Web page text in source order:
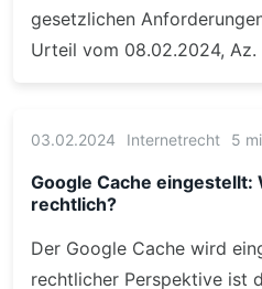
gesetzlichen
Urteil vom 08.02.2024, Az.
03.02.2024 Internetrecht 5
Google Cache eingestellt:
rechtlich?
Der Google Cache wird
rechtlicher Perspektive ist